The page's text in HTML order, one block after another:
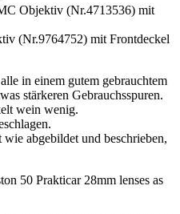
Objektiv (Nr.4713536) mit
(Nr.9764752) mit Frontdeckel
in einem gutem gebrauchtem
stärkeren Gebrauchsspuren.
wein wenig.
abgebildet und beschrieben,
50 Prakticar 28mm lenses as